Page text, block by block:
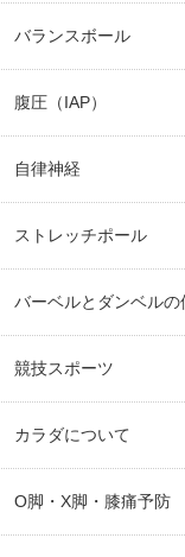
バランスボール
腹圧（IAP）
自律神経
ストレッチポール
バーベルとダンベルの
競技スポーツ
カラダについて
O脚・X脚・膝痛予防